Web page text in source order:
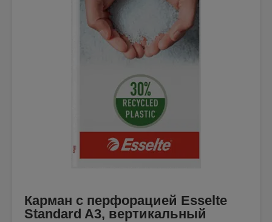
Карман с перфорацией Esselte
Standard A3, вертикальный